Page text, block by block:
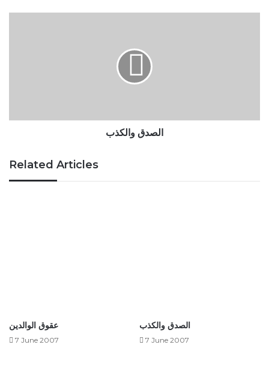
الصدق والكذب
Related Articles
عقوق الوالدين
7 June 2007
الصدق والكذب
7 June 2007